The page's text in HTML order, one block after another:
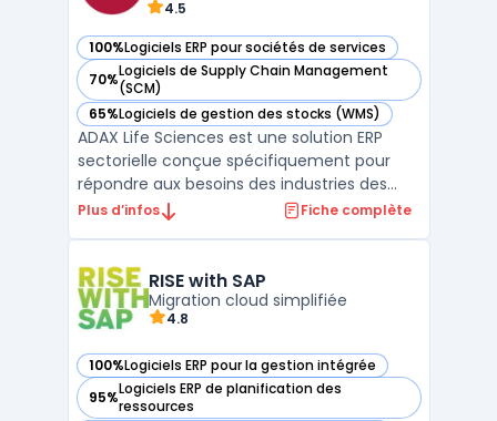
4.5
100%Logiciels ERP pour sociétés de services
— voir ADAX Life Sciences dans cette catégorie
70%Logiciels de Supply Chain Management
(SCM)
— voir ADAX Life Sciences dans cette catégorie
65%Logiciels de gestion des stocks (WMS)
— voir ADAX Life Sciences dans cette catégorie
ADAX Life Sciences est une solution ERP
sectorielle conçue spécifiquement pour
répondre aux besoins des industries des
sciences de la vie, telles que la pharmacie,
Microsoft Dynamics 365, ce logiciel assure
une gestion centr ...
Plus d’infos Fiche complète
RISE with SAP
Migration cloud simplifiée
4.8
100%Logiciels ERP pour la gestion intégrée
— voir RISE with SAP dans cette catégorie
95%Logiciels ERP de planification des
ressources
— voir RISE with SAP dans cette catégorie